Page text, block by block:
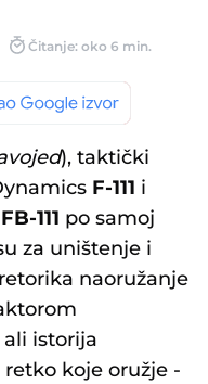
Čitanje: oko 6 min.
), taktički
F-111 i
FB-111 po samoj
za uništenje i
naoružanje
istorija
koje oružje -